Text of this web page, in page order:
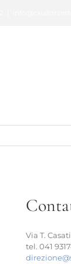
Via T.
tel. 041